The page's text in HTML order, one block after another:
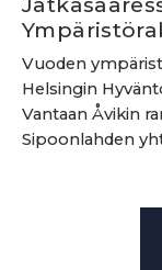
Vuoden
Helsingin
Vantaan Åvikin
Sipoonlahden